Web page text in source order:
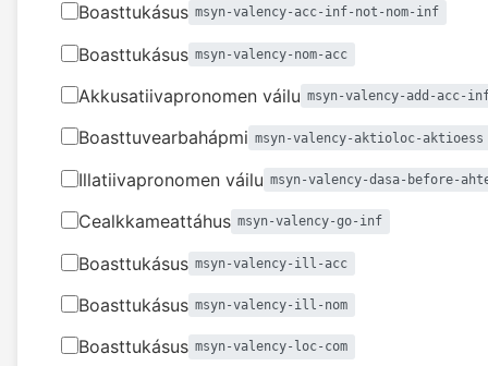
Boasttukásus msyn-valency-acc-inf-not-nom-inf
Boasttukásus msyn-valency-nom-acc
Akkusatiivapronomen váilu msyn-valency-add-acc-
Boasttuvearbahápmi msyn-valency-aktioloc-aktioess
Illatiivapronomen váilu msyn-valency-dasa-before-
Cealkkameattáhus msyn-valency-go-inf
Boasttukásus msyn-valency-ill-acc
Boasttukásus msyn-valency-ill-nom
Boasttukásus msyn-valency-loc-com